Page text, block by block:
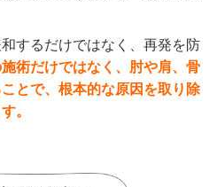
するだけではなく、再発を防
術だけではなく、肘や肩、骨
とで、根本的な原因を取り除
。